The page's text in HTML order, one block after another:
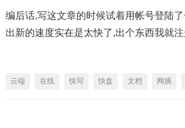
编后话,写这文章的时候试着用帐号登陆
出新的速度实在是太快了,出个东西我就
云端 在线 快写 快盘 文档 网摘